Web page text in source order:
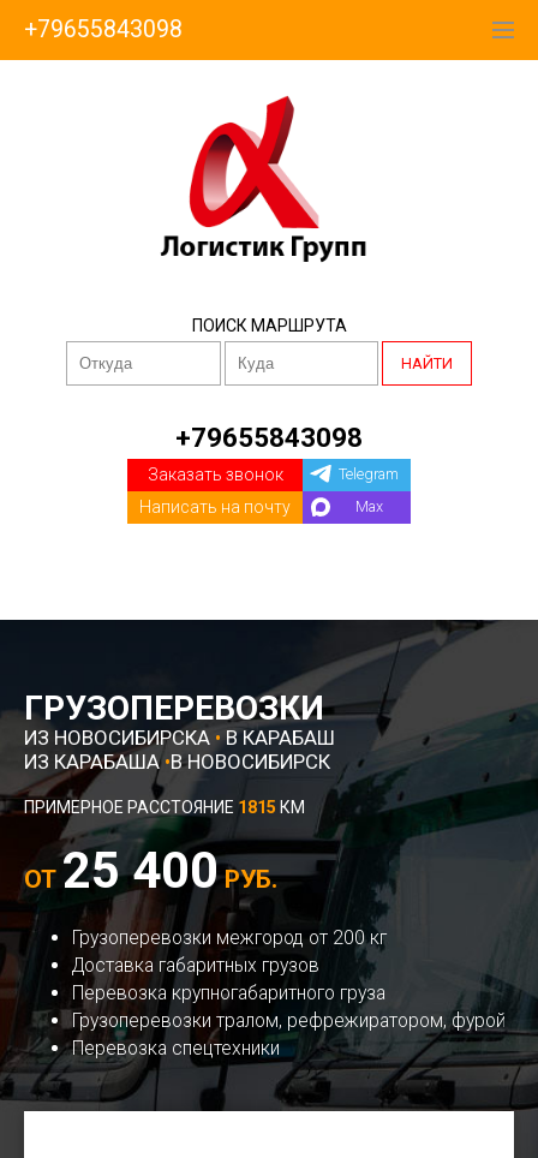
+79655843098
ПОИСК МАРШРУТА
НАЙТИ
+79655843098
Заказать звонок
Написать на почту
Telegram
Max
ГРУЗОПЕРЕВОЗКИ
ИЗ НОВОСИБИРСКА •В КАРАБАШ
ИЗ КАРАБАША •В НОВОСИБИРСК
ПРИМЕРНОЕ РАССТОЯНИЕ 1815 КМ
ОТ 25 400РУБ.
Грузоперевозки межгород от 200 кг
Доставка габаритных грузов
Перевозка крупногабаритного груза
Грузоперевозки тралом, рефрежиратором, фурой
Перевозка спецтехники